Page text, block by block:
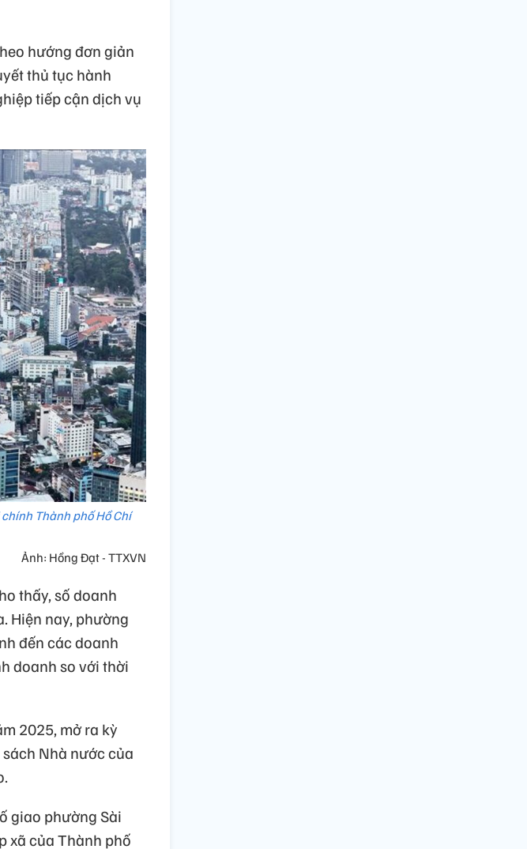
hướng đơn giản
thủ tục hành
tiếp cận dịch vụ
Thành phố Hồ Chí
Ảnh: Hồng Đạt - TTXVN
thấy, số doanh
Hiện nay, phường
đến các doanh
doanh so với thời
2025, mở ra kỳ
Nhà nước của
giao phường Sài
xã của Thành phố